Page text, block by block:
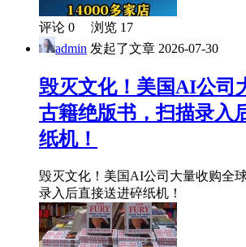
评论 0 浏览 17
admin 发起了文章 2026-07-30
毁灭文化！美国AI公司
古籍绝版书，扫描录入
纸机！
毁灭文化！美国AI公司大量收购全
录入后直接送进碎纸机！